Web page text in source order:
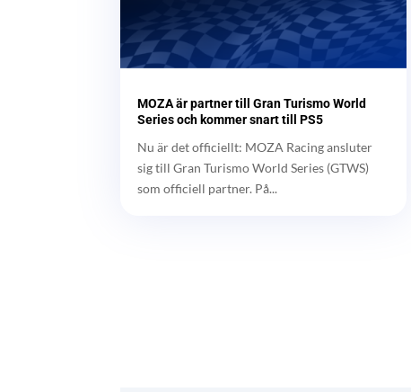
MOZA är partner till Gran Turismo World
Series och kommer snart till PS5
Nu är det officiellt: MOZA Racing ansluter
sig till Gran Turismo World Series (GTWS)
som officiell partner. På...